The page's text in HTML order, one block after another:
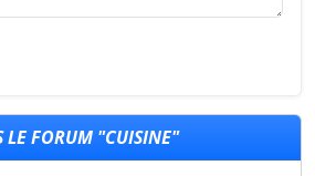
LE FORUM "CUISINE"